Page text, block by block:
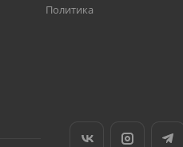
Политика